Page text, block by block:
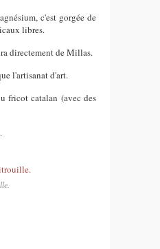
c'est gorgée de
libres.
directement de Millas.
l'artisanat d'art.
fricot catalan (avec des